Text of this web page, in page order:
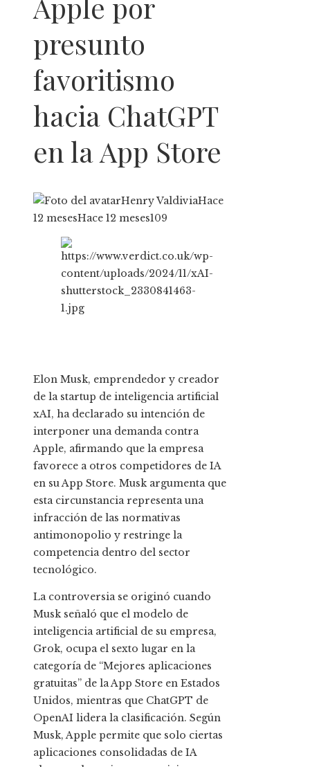
Apple por
presunto
favoritismo
hacia ChatGPT
en la App Store
Henry ValdiviaHace
12 mesesHace 12 meses109
Elon Musk, emprendedor y creador
de la startup de inteligencia artificial
xAI, ha declarado su intención de
interponer una demanda contra
Apple, afirmando que la empresa
favorece a otros competidores de IA
en su App Store. Musk argumenta que
esta circunstancia representa una
infracción de las normativas
antimonopolio y restringe la
competencia dentro del sector
tecnológico.
La controversia se originó cuando
Musk señaló que el modelo de
inteligencia artificial de su empresa,
Grok, ocupa el sexto lugar en la
categoría de “Mejores aplicaciones
gratuitas” de la App Store en Estados
Unidos, mientras que ChatGPT de
OpenAI lidera la clasificación. Según
Musk, Apple permite que solo ciertas
aplicaciones consolidadas de IA